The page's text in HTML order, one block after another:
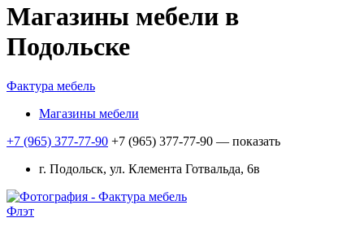
Магазины мебели в
Подольске
Фактура мебель
Магазины мебели
+7 (965) 377-77-90 +7 (965) 377-77-90 — показать
г. Подольск, ул. Клемента Готвальда, 6в
Флэт